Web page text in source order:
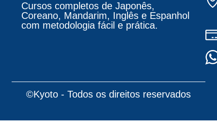
Cursos completos de Japonês,
Coreano, Mandarim, Inglês e Espanhol
com metodologia fácil e prática.
©Kyoto - Todos os direitos reservados